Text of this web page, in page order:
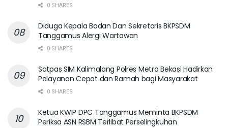
0 SHARES
Diduga Kepala Badan Dan Sekretaris BKPSDM
Tanggamus Alergi Wartawan
0 SHARES
Satpas SIM Kalimalang Polres Metro Bekasi Hadirkan
Pelayanan Cepat dan Ramah bagi Masyarakat
0 SHARES
Ketua KWIP DPC Tanggamus Meminta BKPSDM
Periksa ASN RSBM Terlibat Perselingkuhan